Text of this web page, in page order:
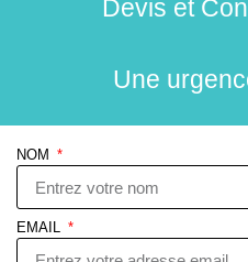
Devis et
Une
NOM
EMAIL